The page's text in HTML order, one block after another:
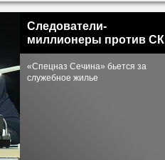
Следователи-
миллионеры против
«Спецназ Сечина» бьется за
служебное жилье